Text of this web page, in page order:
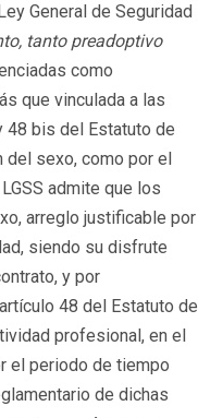
General de Seguridad
tanto preadoptivo
como
que vinculada a las
48 bis del Estatuto de
sexo, como por el
admite que los
arreglo justificable por
siendo su disfrute
y por
48 del Estatuto de
profesional, en el
el periodo de tiempo
de dichas